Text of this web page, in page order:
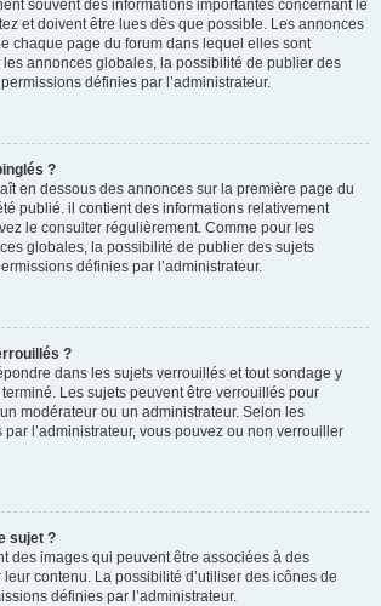
souvent des informations importantes concernant le
et doivent être lues dès que possible. Les annonces
chaque page du forum dans lequel elles sont
annonces globales, la possibilité de publier des
définies par l’administrateur.
?
en dessous des annonces sur la première page du
publié. il contient des informations relativement
le consulter régulièrement. Comme pour les
globales, la possibilité de publier des sujets
définies par l’administrateur.
?
dans les sujets verrouillés et tout sondage y
Les sujets peuvent être verrouillés pour
modérateur ou un administrateur. Selon les
l’administrateur, vous pouvez ou non verrouiller
sujet ?
des images qui peuvent être associées à des
contenu. La possibilité d’utiliser des icônes de
définies par l’administrateur.